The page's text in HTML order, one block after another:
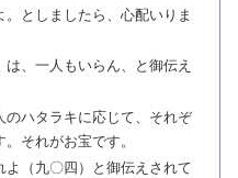
としましたら、心配いりま
、一人もいらん、と御伝え
ハタラキに応じて、それぞ
それがお宝です。
（九〇四）と御伝えされて